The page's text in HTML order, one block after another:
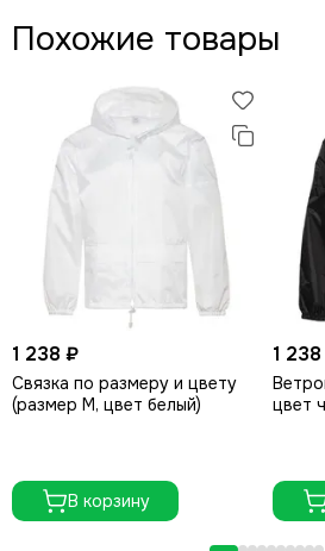
Похожие товары
1 238 ₽
Связка по размеру и цвету
(размер M, цвет белый)
В корзину
1
цвет